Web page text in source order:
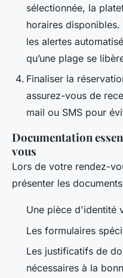
sélectionnée, la
horaires
les alertes
qu’une plage se
Finaliser la
assurez-vous de
mail ou SMS pour
Documentation
vous
Lors de votre rendez-
présenter les
Une pièce d'identité
Les formulaires
Les justificatifs de
nécessaires à la